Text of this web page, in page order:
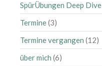
SpürÜbungen Deep Dive
Termine(3)
Termine vergangen (12)
über mich (6)